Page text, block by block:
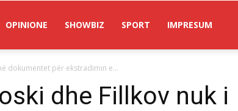
OPINIONE SHOWBIZ SPORT IMPRESUM
dokumentet për ekstradimin e...
dhe Fillkov nuk i